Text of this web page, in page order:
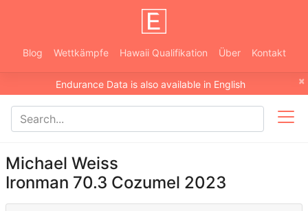
Blog Wettkämpfe Hawaii Qualifikation Über Kontakt
×
Endurance Data is also available in English
Michael Weiss
Ironman 70.3 Cozumel 2023